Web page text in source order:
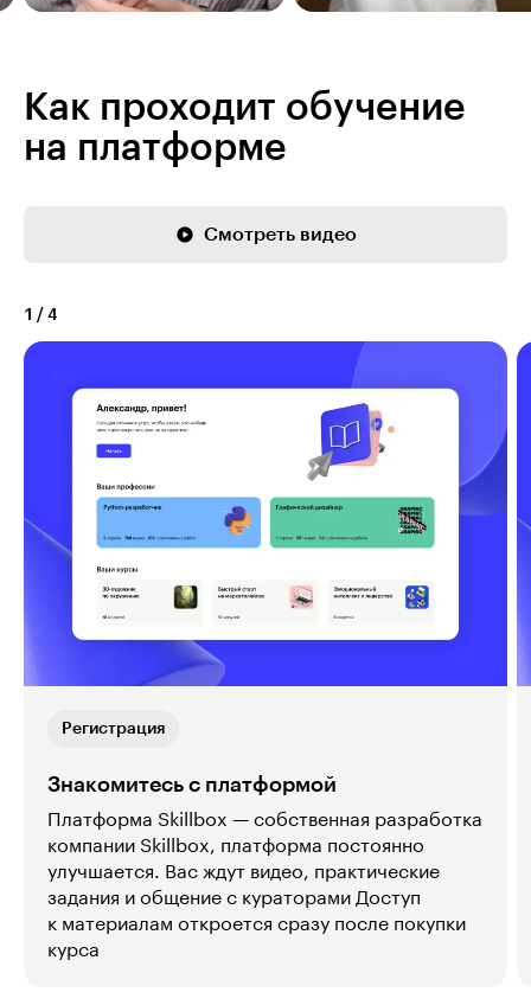
Как проходит обучение
на платформе
Смотреть видео
1 / 4
Регистрация
Знакомитесь с платформой
Платформа Skillbox — собственная разработка
компании Skillbox, платформа постоянно
улучшается. Вас ждут видео, практические
задания и общение с кураторами Доступ
к материалам откроется сразу после покупки
курса